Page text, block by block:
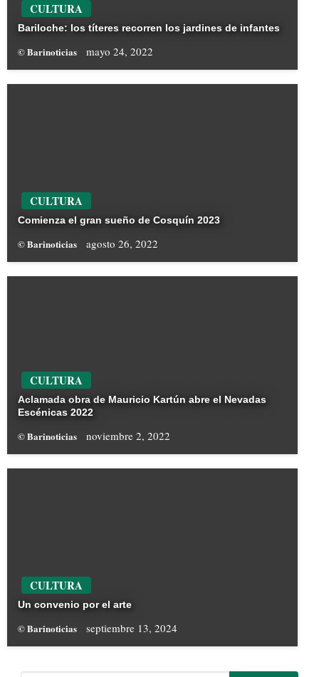
CULTURA
Bariloche: los títeres recorren los jardines de infantes
© Barinoticias mayo 24, 2022
CULTURA
Comienza el gran sueño de Cosquín 2023
© Barinoticias agosto 26, 2022
CULTURA
Aclamada obra de Mauricio Kartún abre el Nevadas
Escénicas 2022
© Barinoticias noviembre 2, 2022
CULTURA
Un convenio por el arte
© Barinoticias septiembre 13, 2024